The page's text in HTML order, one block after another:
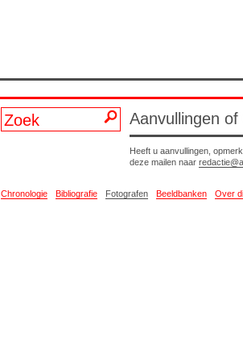
Aanvullingen
Heeft u aanvullingen,
deze mailen naar
Chronologie Bibliografie Fotografen Beeldbanken Over